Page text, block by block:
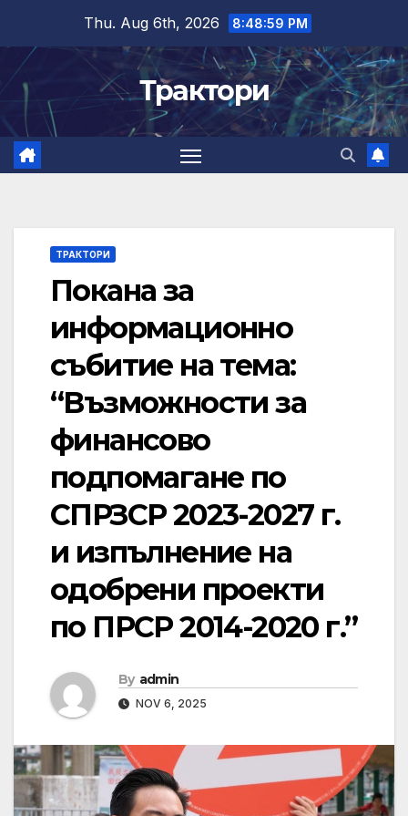
content
Thu. Aug 6th, 2026 8:49:00 PM
Трактори
ТРАКТОРИ
Покана за
информационно
събитие на тема:
“Възможности за
финансово
подпомагане по
СПРЗСР 2023-2027 г.
и изпълнение на
одобрени проекти
по ПРСР 2014-2020 г.”
By admin
NOV 6, 2025